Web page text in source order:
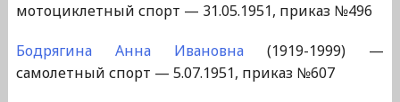
мотоциклетный спорт — 31.05.1951, приказ №496
Бодрягина Анна Ивановна(1919-1999) —
самолетный спорт — 5.07.1951, приказ №607